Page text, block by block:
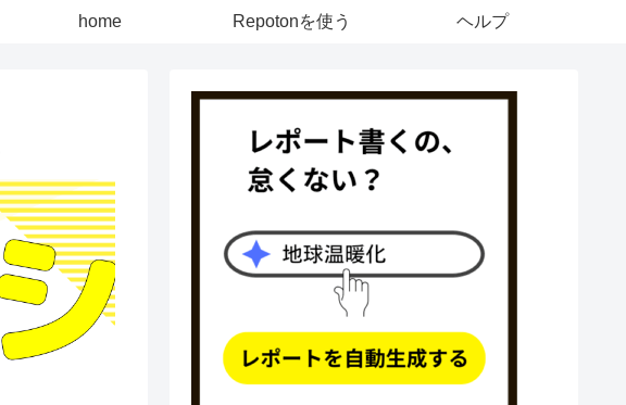
home Repotonを使う ヘルプ